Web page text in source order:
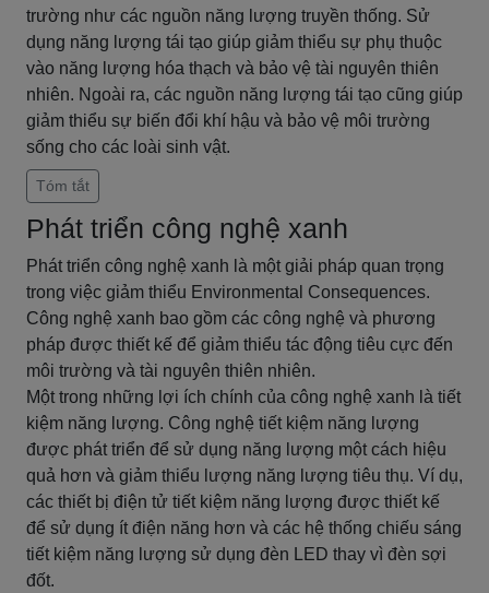
trường như các nguồn năng lượng truyền thống. Sử
dụng năng lượng tái tạo giúp giảm thiểu sự phụ thuộc
vào năng lượng hóa thạch và bảo vệ tài nguyên thiên
nhiên. Ngoài ra, các nguồn năng lượng tái tạo cũng giúp
giảm thiểu sự biến đổi khí hậu và bảo vệ môi trường
sống cho các loài sinh vật.
Tóm tắt
Phát triển công nghệ xanh
Phát triển công nghệ xanh là một giải pháp quan trọng
trong việc giảm thiểu Environmental Consequences.
Công nghệ xanh bao gồm các công nghệ và phương
pháp được thiết kế để giảm thiểu tác động tiêu cực đến
môi trường và tài nguyên thiên nhiên.
Một trong những lợi ích chính của công nghệ xanh là tiết
kiệm năng lượng. Công nghệ tiết kiệm năng lượng
được phát triển để sử dụng năng lượng một cách hiệu
quả hơn và giảm thiểu lượng năng lượng tiêu thụ. Ví dụ,
các thiết bị điện tử tiết kiệm năng lượng được thiết kế
để sử dụng ít điện năng hơn và các hệ thống chiếu sáng
tiết kiệm năng lượng sử dụng đèn LED thay vì đèn sợi
đốt.